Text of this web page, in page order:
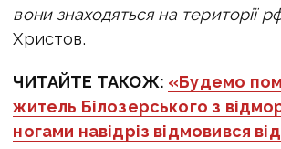
вони знаходяться на території
Христов.
ЧИТАЙТЕ ТАКОЖ: «Будемо
житель Білозерського з
ногами навідріз відмовився